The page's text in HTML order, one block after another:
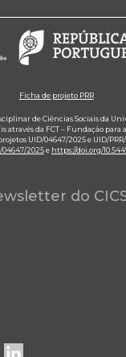
Ficha de projeto PRR
de Ciências Sociais da
da FCT – Fundação para a
UID/04647/2025 e UID/
04647/2025e https://doi.org/
do